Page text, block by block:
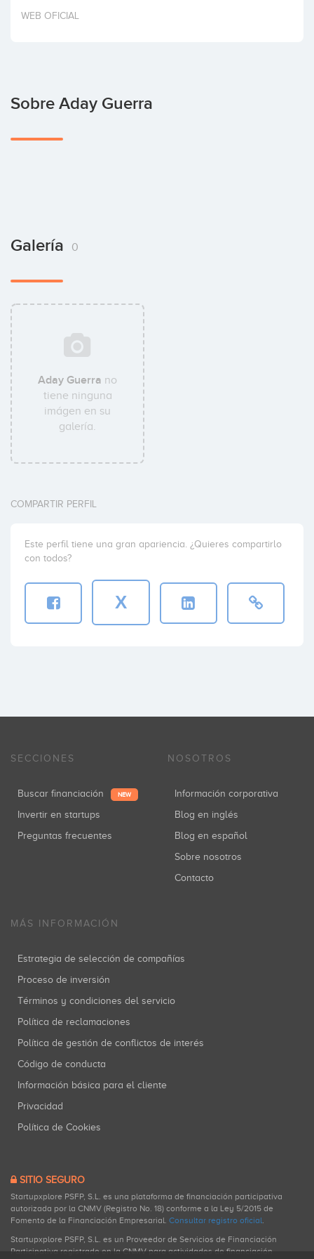
Invertir
WEB OFICIAL
Sobre Aday Guerra
Galería 0
Aday Guerra no
tiene ninguna
imágen en su
galería.
COMPARTIR PERFIL
Este perfil tiene una gran apariencia. ¿Quieres compartirlo
con todos?
X
SECCIONES
Buscar financiación NEW
Invertir en startups
Preguntas frecuentes
NOSOTROS
Información corporativa
Blog en inglés
Blog en español
Sobre nosotros
Contacto
MÁS INFORMACIÓN
Estrategia de selección de compañías
Proceso de inversión
Términos y condiciones del servicio
Política de reclamaciones
Política de gestión de conflictos de interés
Código de conducta
Información básica para el cliente
Privacidad
Política de Cookies
SITIO SEGURO
Startupxplore PSFP, S.L. es una plataforma de financiación participativa
autorizada por la CNMV (Registro No. 18) conforme a la Ley 5/2015 de
Fomento de la Financiación Empresarial. Consultar registro oficial.
Startupxplore PSFP, S.L. es un Proveedor de Servicios de Financiación
Participativa registrado en la CNMV para actividades de financiación